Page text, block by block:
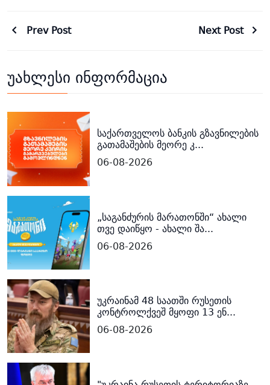
Prev Post Next Post
უახლესი ინფორმაცია
საქართველოს ბანკის გზავნილების
გათამაშების მეორე კ...
06-08-2026
„საგანძურის მარათონში“ ახალი
თვე დაიწყო - ახალი შა...
06-08-2026
უკრაინამ 48 საათში რუსეთის
კონტროლქვეშ მყოფი 13 ენ...
06-08-2026